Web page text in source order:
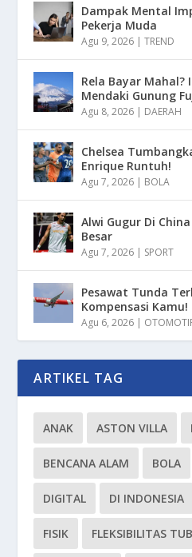
Dampak Mental
Pekerja Muda
Agu 9, 2026 |TREND
Rela Bayar Mahal?
Mendaki Gunung
Agu 8, 2026 | DAERAH
Chelsea
Enrique Runtuh!
Agu 7, 2026 | BOLA
Alwi Gugur Di
Besar
Agu 7, 2026 | SPORT
Pesawat Tunda
Kompensasi Kamu!
Agu 6, 2026 |
ARTIKEL TAG
ANAK ASTON VILLA
BENCANA ALAM BOLA
DIGITAL DI INDONESIA
FISIK FLEKSIBILITAS